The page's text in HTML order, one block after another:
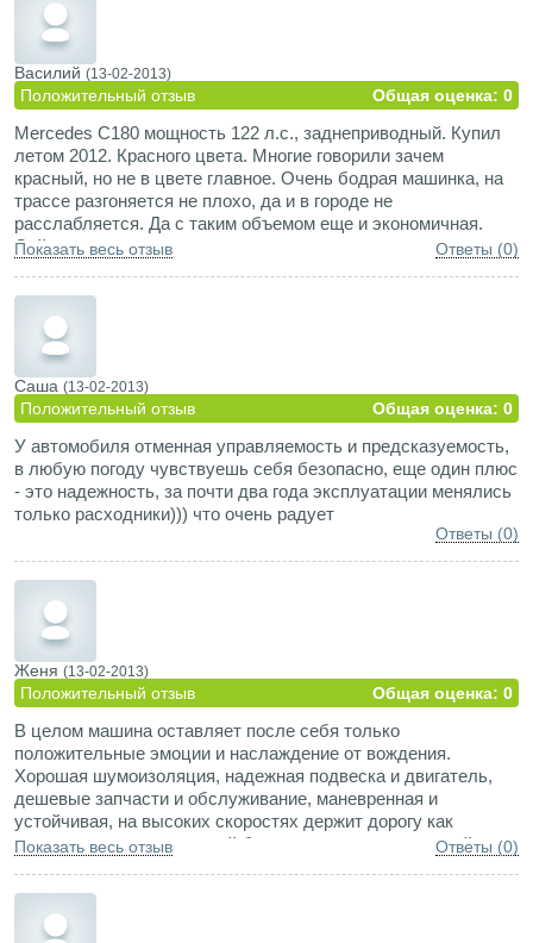
Василий (13-02-2013)
Положительный отзыв Общая оценка: 0
Mercedes C180 мощность 122 л.с., заднеприводный. Купил
летом 2012. Красного цвета. Многие говорили зачем
красный, но не в цвете главное. Очень бодрая машинка, на
трассе разгоняется не плохо, да и в городе не
расслабляется. Да с таким объемом еще и экономичная.
Сейчас зима наступила, заводится конечно не сразу, но и не
колонок).
Показать весь отзыв Ответы (0)
Саша (13-02-2013)
Положительный отзыв Общая оценка: 0
У автомобиля отменная управляемость и предсказуемость,
в любую погоду чувствуешь себя безопасно, еще один плюс
- это надежность, за почти два года эксплуатации менялись
только расходники))) что очень радует
Ответы (0)
Женя (13-02-2013)
Положительный отзыв Общая оценка: 0
В целом машина оставляет после себя только
положительные эмоции и наслаждение от вождения.
Хорошая шумоизоляция, надежная подвеска и двигатель,
дешевые запчасти и обслуживание, маневренная и
устойчивая, на высоких скоростях держит дорогу как
вкопанная, вместительный багажник, привлекательный
Показать весь отзыв Ответы (0)